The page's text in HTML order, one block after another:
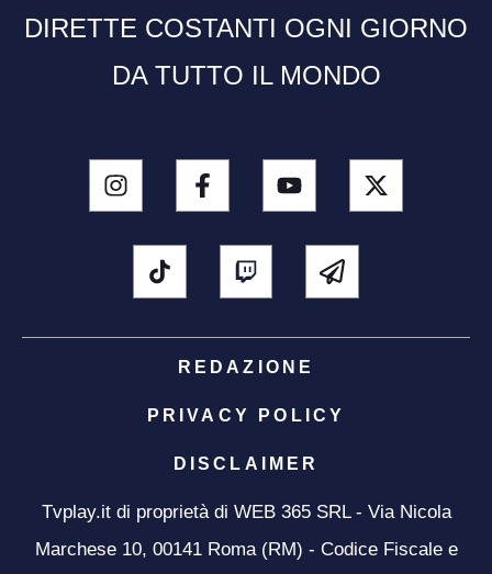
DIRETTE COSTANTI OGNI GIORNO
DA TUTTO IL MONDO
REDAZIONE
PRIVACY POLICY
DISCLAIMER
Tvplay.it di proprietà di WEB 365 SRL - Via Nicola
Marchese 10, 00141 Roma (RM) - Codice Fiscale e